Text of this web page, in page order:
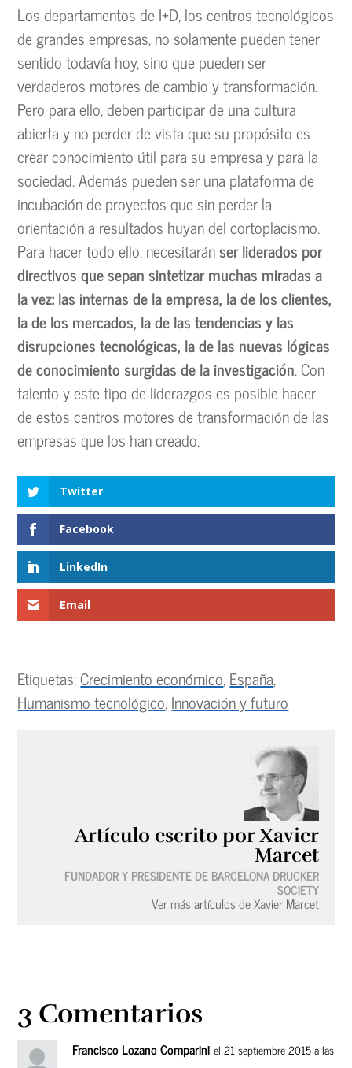
Los departamentos de I+D, los centros tecnológicos
de grandes empresas, no solamente pueden tener
sentido todavía hoy, sino que pueden ser
verdaderos motores de cambio y transformación.
Pero para ello, deben participar de una cultura
abierta y no perder de vista que su propósito es
crear conocimiento útil para su empresa y para la
sociedad. Además pueden ser una plataforma de
incubación de proyectos que sin perder la
orientación a resultados huyan del cortoplacismo.
Para hacer todo ello, necesitaránser liderados por
directivos que sepan sintetizar muchas miradas a
la vez: las internas de la empresa, la de los clientes,
la de los mercados, la de las tendencias y las
disrupciones tecnológicas, la de las nuevas lógicas
de conocimiento surgidas de la investigación. Con
talento y este tipo de liderazgos es posible hacer
de estos centros motores de transformación de las
empresas que los han creado.
Twitter
Facebook
LinkedIn
Email
Etiquetas:Crecimiento económico,España,
Humanismo tecnológico,Innovación y futuro
Artículo escrito por Xavier
Marcet
FUNDADOR Y PRESIDENTE DE BARCELONA DRUCKER
SOCIETY
Ver más artículos de Xavier Marcet
3 Comentarios
Francisco Lozano Comparini el 21 septiembre 2015 a las